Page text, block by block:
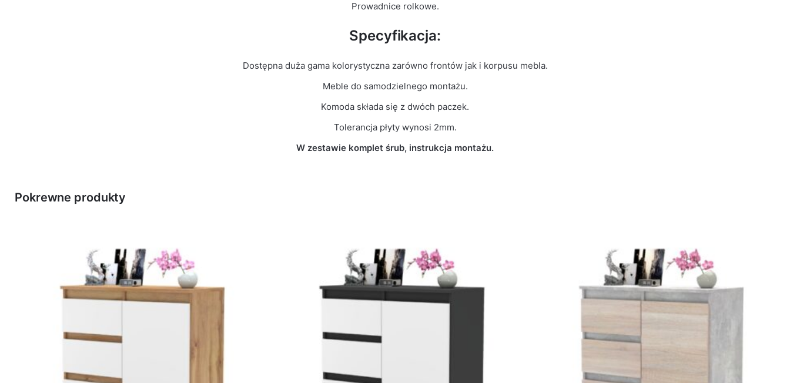
Prowadnice rolkowe.
Specyfikacja:
Dostępna duża gama kolorystyczna zarówno frontów jak i korpusu mebla.
Meble do samodzielnego montażu.
Komoda składa się z dwóch paczek.
Tolerancja płyty wynosi 2mm.
W zestawie komplet śrub, instrukcja montażu.
Pokrewne produkty